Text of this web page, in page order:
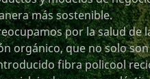
más sostenible.
por la salud
orgánico, que no solo
fibra policool